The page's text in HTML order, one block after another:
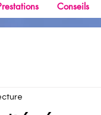
Conseils